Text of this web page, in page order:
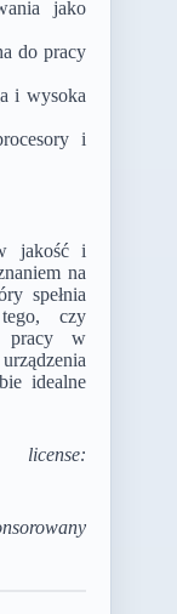
jako
do pracy
i wysoka
i
jakość i
na
spełnia
czy
pracy w
idealne